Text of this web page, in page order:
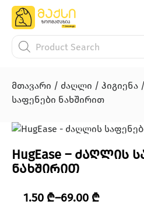
მთავარი / ძაღლი / ჰიგიენა
საფენები ნახშირით
HugEase – ძაღლის
ნახშირით
1.50 ₾–69.00 ₾